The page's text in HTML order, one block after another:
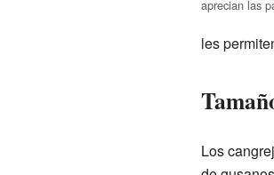
aprecian las
les
Los